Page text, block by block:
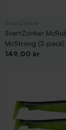
SvartZonker
McStrong (2-pack)
Pris
149,00 kr